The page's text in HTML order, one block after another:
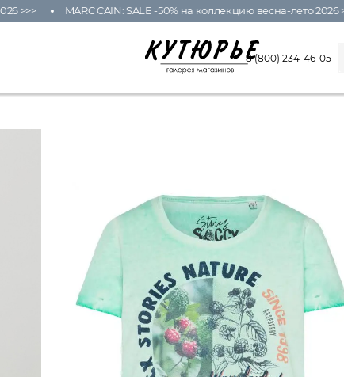
>>> MARC CAIN: SALE -50% на коллекцию весна-лето 2026 >>>
8 (800) 234-46-05